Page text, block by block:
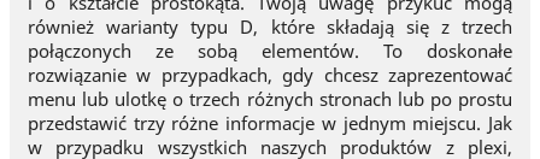
również warianty typu D, które składają się z trzech
połączonych ze sobą elementów. To doskonałe
rozwiązanie w przypadkach, gdy chcesz zaprezentować
menu lub ulotkę o trzech różnych stronach lub po prostu
przedstawić trzy różne informacje w jednym miejscu. Jak
w przypadku wszystkich naszych produktów z plexi,